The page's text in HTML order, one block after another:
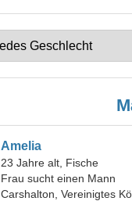
Amelia
23 Jahre alt, Fische
Frau sucht einen Mann
Carshalton, Vereinigtes